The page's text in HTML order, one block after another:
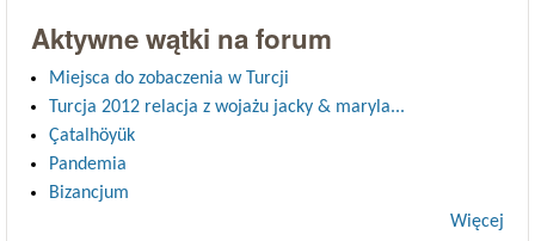
Aktywne wątki na forum
Miejsca do zobaczenia w Turcji
Turcja 2012 relacja z wojażu jacky & maryla...
Çatalhöyük
Pandemia
Bizancjum
Więcej